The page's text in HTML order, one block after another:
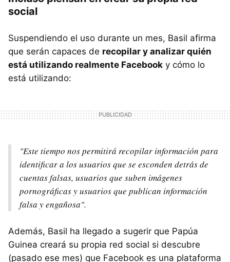
social
Suspendiendo el uso durante un mes, Basil afirma
que serán capaces de recopilar y analizar quién
está utilizando realmente Facebook y cómo lo
está utilizando:
"Este tiempo nos permitirá recopilar información para
identificar a los usuarios que se esconden detrás de
cuentas falsas, usuarios que suben imágenes
pornográficas y usuarios que publican información
falsa y engañosa".
Además, Basil ha llegado a sugerir que Papúa
Guinea creará su propia red social si descubre
(pasado ese mes) que Facebook es una plataforma